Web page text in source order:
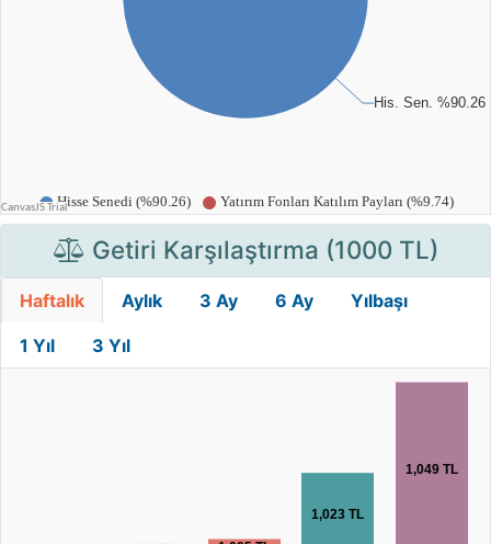
Getiri Karşılaştırma (1000 TL)
Haftalık Aylık 3 Ay 6 Ay Yılbaşı
1 Yıl 3 Yıl